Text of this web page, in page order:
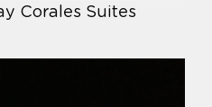
Corales Suites